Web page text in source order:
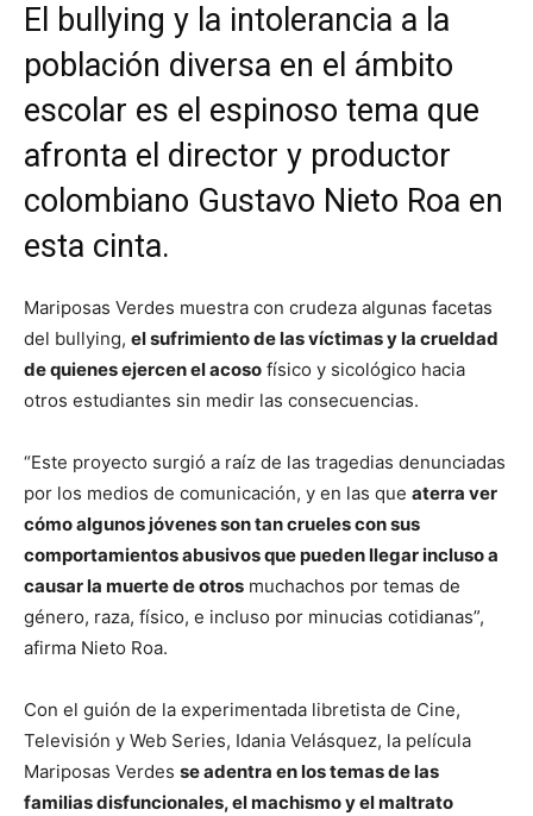
El bullying y la intolerancia a la
población diversa en el ámbito
escolar es el espinoso tema que
afronta el director y productor
colombiano Gustavo Nieto Roa en
esta cinta.
Mariposas Verdes muestra con crudeza algunas facetas
del bullying, el sufrimiento de las víctimas y la crueldad
de quienes ejercen el acoso físico y sicológico hacia
otros estudiantes sin medir las consecuencias.
“Este proyecto surgió a raíz de las tragedias denunciadas
por los medios de comunicación, y en las que aterra ver
cómo algunos jóvenes son tan crueles con sus
comportamientos abusivos que pueden llegar incluso a
causar la muerte de otros muchachos por temas de
género, raza, físico, e incluso por minucias cotidianas”,
afirma Nieto Roa.
Con el guión de la experimentada libretista de Cine,
Televisión y Web Series, Idania Velásquez, la película
Mariposas Verdes se adentra en los temas de las
familias disfuncionales, el machismo y el maltrato